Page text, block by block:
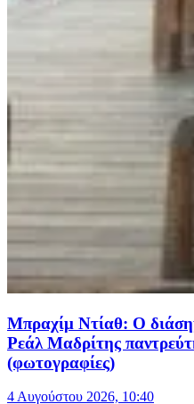
Μπραχίμ Ντίαθ: Ο
Ρεάλ Μαδρίτης
(φωτογραφίες)
4 Αυγούστου 2026, 10:40